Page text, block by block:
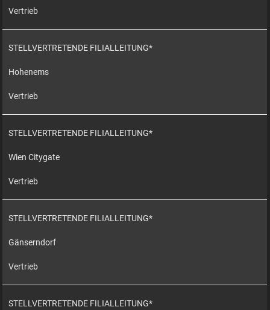
Vertrieb
STELLVERTRETENDE FILIALLEITUNG*
Hohenems
Vertrieb
STELLVERTRETENDE FILIALLEITUNG*
Wien Citygate
Vertrieb
STELLVERTRETENDE FILIALLEITUNG*
Gänserndorf
Vertrieb
STELLVERTRETENDE FILIALLEITUNG*